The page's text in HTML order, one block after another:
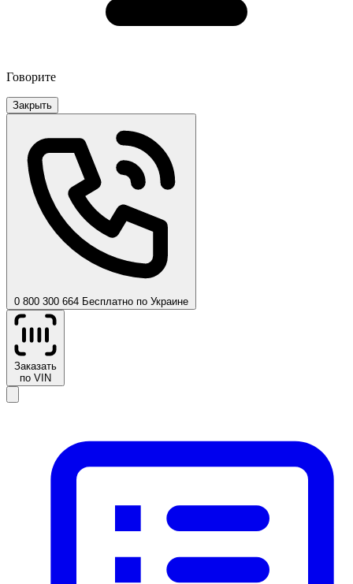
Говорите
Закрыть
0 800 300 664 Бесплатно по Украине
Заказать
по VIN